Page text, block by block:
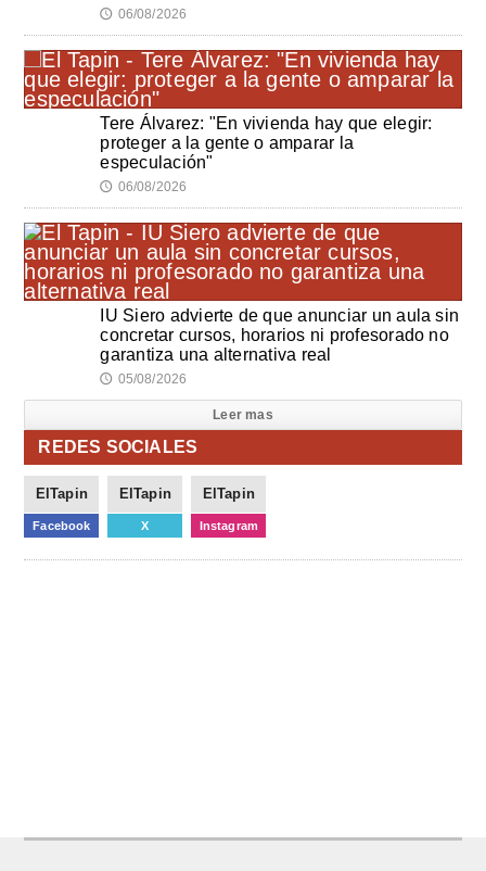
🕔 06/08/2026
Tere Álvarez: "En vivienda hay que elegir:
proteger a la gente o amparar la
especulación"
🕔 06/08/2026
IU Siero advierte de que anunciar un aula sin
concretar cursos, horarios ni profesorado no
garantiza una alternativa real
🕔 05/08/2026
Leer mas
REDES SOCIALES
ElTapin
Facebook
ElTapin
X
ElTapin
Instagram